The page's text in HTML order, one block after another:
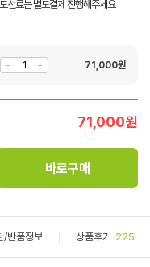
선료는 별도결제 진행해주세요
71,000원
71,000원
바로구매
/반품정보 상품후기 225